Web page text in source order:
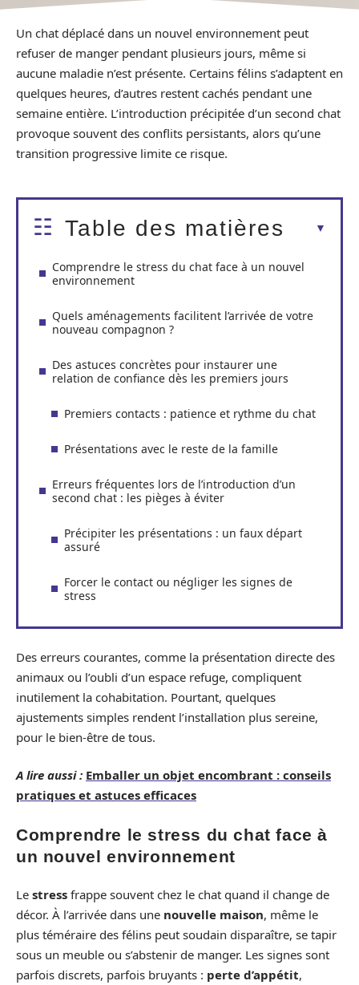
Un chat déplacé dans un nouvel environnement peut
refuser de manger pendant plusieurs jours, même si
aucune maladie n’est présente. Certains félins s’adaptent en
quelques heures, d’autres restent cachés pendant une
semaine entière. L’introduction précipitée d’un second chat
provoque souvent des conflits persistants, alors qu’une
transition progressive limite ce risque.
Table des matières
Comprendre le stress du chat face à un nouvel
environnement
Quels aménagements facilitent l’arrivée de votre
nouveau compagnon ?
Des astuces concrètes pour instaurer une
relation de confiance dès les premiers jours
Premiers contacts : patience et rythme du chat
Présentations avec le reste de la famille
Erreurs fréquentes lors de l’introduction d’un
second chat : les pièges à éviter
Précipiter les présentations : un faux départ
assuré
Forcer le contact ou négliger les signes de
stress
Des erreurs courantes, comme la présentation directe des
animaux ou l’oubli d’un espace refuge, compliquent
inutilement la cohabitation. Pourtant, quelques
ajustements simples rendent l’installation plus sereine,
pour le bien-être de tous.
A lire aussi : Emballer un objet encombrant : conseils
pratiques et astuces efficaces
Comprendre le stress du chat face à
un nouvel environnement
Le stress frappe souvent chez le chat quand il change de
décor. À l’arrivée dans une nouvelle maison, même le
plus téméraire des félins peut soudain disparaître, se tapir
sous un meuble ou s’abstenir de manger. Les signes sont
parfois discrets, parfois bruyants : perte d’appétit,